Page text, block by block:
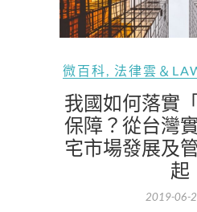
微百科, 法律雲＆
我國如何落實
保障？從台灣
宅市場發展及
起
2019-06-